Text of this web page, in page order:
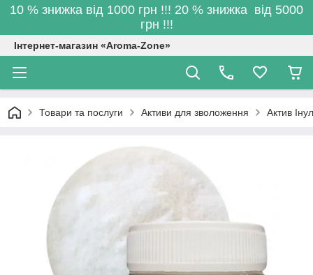
10 % знижка від 1000 грн !!! 20 % знижка від 5000
грн !!!
Інтернет-магазин «Aroma-Zone»
Товари та послуги Активи для зволоження Актив